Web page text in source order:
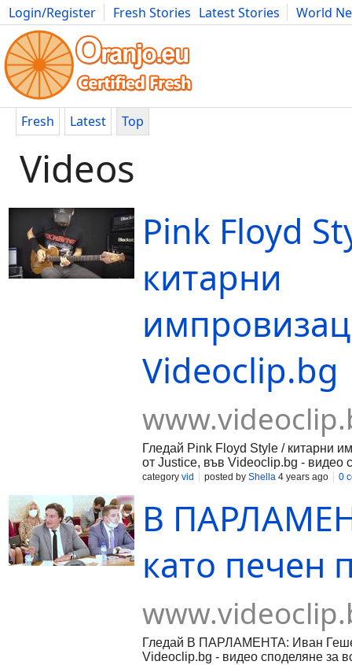
Login/Register Fresh Stories Latest Stories
World
Movies Anime Music Art Cars Advice Science
Fresh Latest Top
Videos
Pink Floyd
китарни
Videoclip.bg
Гледай Pink Floyd Style / китарни
от Justice, във Videoclip.bg - видео
българи!
category vid posted by Shella 4 years ago 0
В
като печен
Гледай В ПАРЛАМЕНТА: Иван
Videoclip.bg - видео споделяне за